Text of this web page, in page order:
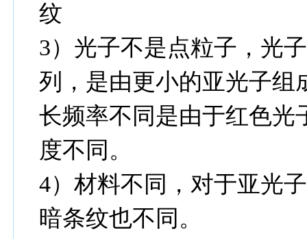
纹
3）光子不是点粒子，光
列，是由更小的亚光子组
长频率不同是由于红色光
度不同。
4）材料不同，对于亚光
暗条纹也不同。